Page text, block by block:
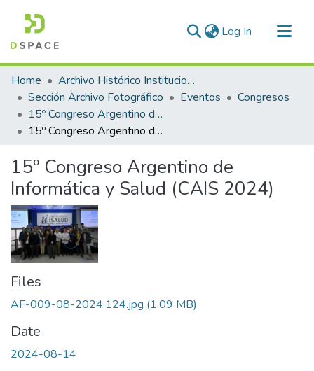
Log In (current)
Communities & Collections
All of DSpace
Statistics
Home
Archivo Histórico Institucional
Sección Archivo Fotográfico
Eventos
Congresos
15º Congreso Argentino de Informática y Salud (CAIS 2024)
15º Congreso Argentino de Informática y Salud (CAIS 2024)
15º Congreso Argentino de
Informática y Salud (CAIS 2024)
Files
AF-009-08-2024.124.jpg (1.09 MB)
Date
2024-08-14